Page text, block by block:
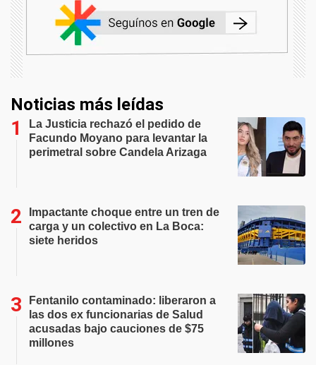
Noticias más leídas
La Justicia rechazó el pedido de
Facundo Moyano para levantar la
perimetral sobre Candela Arizaga
Impactante choque entre un tren de
carga y un colectivo en La Boca:
siete heridos
Fentanilo contaminado: liberaron a
las dos ex funcionarias de Salud
acusadas bajo cauciones de $75
millones